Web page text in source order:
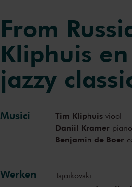
From
Kliphuis
jazzy
Musici Tim Kliphuis viool
Daniil Kramer piano
Benjamin de Boer
Werken Tsjaikovski